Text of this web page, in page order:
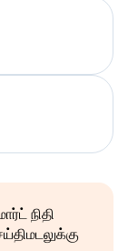
நிதி